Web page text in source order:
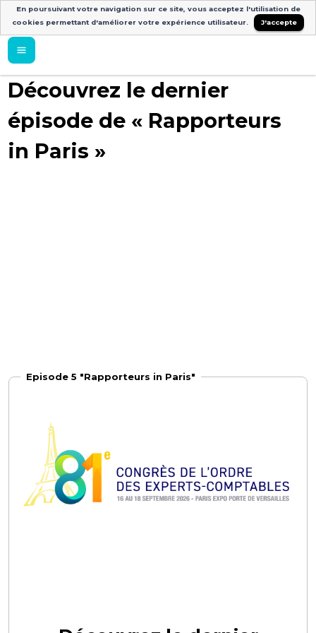
Découvrez le dernier
épisode de « Rapporteurs
in Paris »
Episode 5 "Rapporteurs in Paris"
En poursuivant votre navigation sur ce site, vous acceptez l'utilisation de
cookies permettant d'améliorer votre expérience utilisateur.
J'accepte